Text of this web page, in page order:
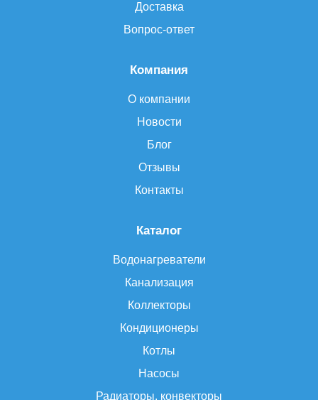
Каталог
Водонагреватели
Канализация
Коллекторы
Кондиционеры
Котлы
Насосы
Радиаторы, конвекторы
Компания
О компании
Новости
Блог
Отзывы
Контакты
Доставка
Вопрос-ответ